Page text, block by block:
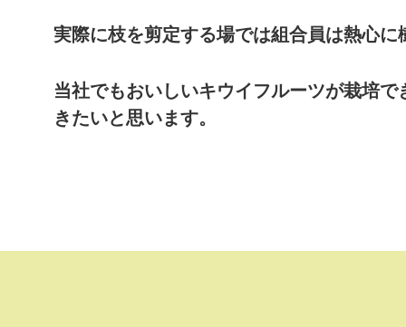
実際に枝を剪定する場では組合員は熱心
当社でもおいしいキウイフルーツが栽培
きたいと思います。